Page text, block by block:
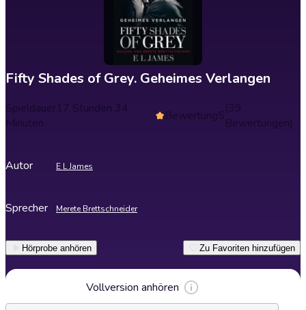
Fifty Shades of Grey. Geheimes Verlangen
Spieldauer17 Stunden 34
Minuten
Bewertung5(39
Bewertungen)
Autor E L James
Sprecher Merete Brettschneider
Hörprobe anhören Zu Favoriten hinzufügen
Vollversion anhören